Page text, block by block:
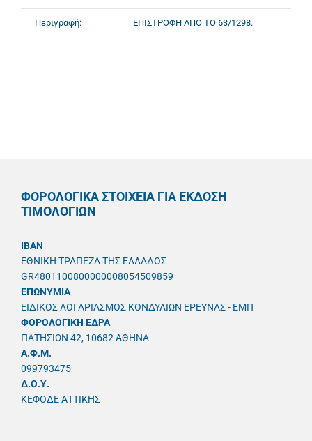
Περιγραφή: ΕΠΙΣΤΡΟΦΗ ΑΠΟ ΤΟ 63/1298.
ΦΟΡΟΛΟΓΙΚΑ ΣΤΟΙΧΕΙΑ ΓΙΑ ΕΚΔΟΣΗ
ΤΙΜΟΛΟΓΙΩΝ
IBAN
ΕΘΝΙΚΗ ΤΡΑΠΕΖΑ ΤΗΣ ΕΛΛΑΔΟΣ
GR4801100800000008054509859
ΕΠΩΝΥΜΙΑ
ΕΙΔΙΚΟΣ ΛΟΓΑΡΙΑΣΜΟΣ ΚΟΝΔΥΛΙΩΝ ΕΡΕΥΝΑΣ - ΕΜΠ
ΦΟΡΟΛΟΓΙΚΗ ΕΔΡΑ
ΠΑΤΗΣΙΩΝ 42, 10682 ΑΘΗΝΑ
A.Φ.Μ.
099793475
Δ.Ο.Υ.
ΚΕΦΟΔΕ ΑΤΤΙΚΗΣ